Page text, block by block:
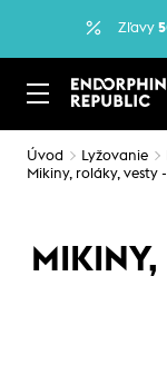
Zľavy
Úvod Lyžovanie
Mikiny, roláky, vesty
MIKINY,